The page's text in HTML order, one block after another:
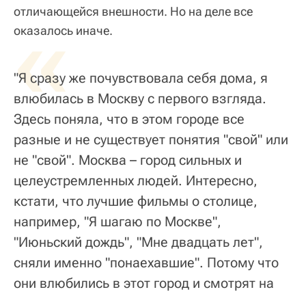
отличающейся внешности. Но на деле все
оказалось иначе.
«
"Я сразу же почувствовала себя дома, я
влюбилась в Москву с первого взгляда.
Здесь поняла, что в этом городе все
разные и не существует понятия "свой" или
не "свой". Москва – город сильных и
целеустремленных людей. Интересно,
кстати, что лучшие фильмы о столице,
например, "Я шагаю по Москве",
"Июньский дождь", "Мне двадцать лет",
сняли именно "понаехавшие". Потому что
они влюбились в этот город и смотрят на